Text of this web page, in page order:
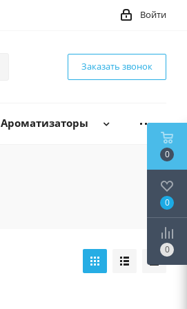
Войти
Заказать звонок
Ароматизаторы
0
0
0